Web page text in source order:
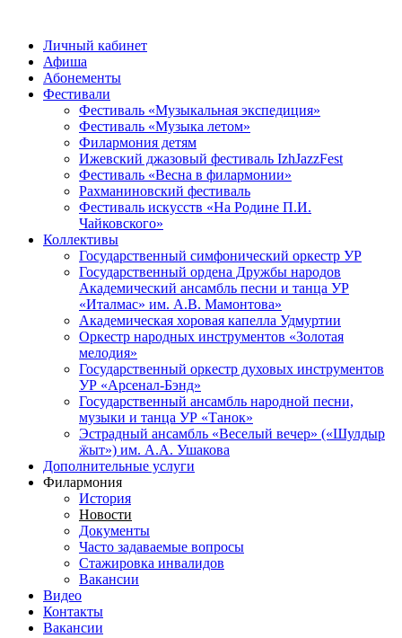
Личный кабинет
Афиша
Абонементы
Фестивали
Фестиваль «Музыкальная экспедиция»
Фестиваль «Музыка летом»
Филармония детям
Ижевский джазовый фестиваль IzhJazzFest
Фестиваль «Весна в филармонии»
Рахманиновский фестиваль
Фестиваль искусств «На Родине П.И.
Чайковского»
Коллективы
Государственный симфонический оркестр УР
Государственный ордена Дружбы народов
Академический ансамбль песни и танца УР
«Италмас» им. А.В. Мамонтова»
Академическая хоровая капелла Удмуртии
Оркестр народных инструментов «Золотая
мелодия»
Государственный оркестр духовых инструментов
УР «Арсенал-Бэнд»
Государственный ансамбль народной песни,
музыки и танца УР «Танок»
Эстрадный ансамбль «Веселый вечер» («Шулдыр
ӝыт») им. А.А. Ушакова
Дополнительные услуги
Филармония
История
Новости
Документы
Часто задаваемые вопросы
Стажировка инвалидов
Вакансии
Видео
Контакты
Вакансии